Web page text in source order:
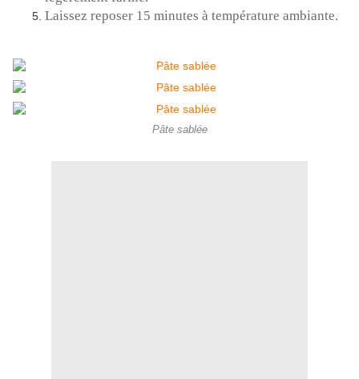
Laissez reposer 15 minutes à température ambiante.
Pâte sablée